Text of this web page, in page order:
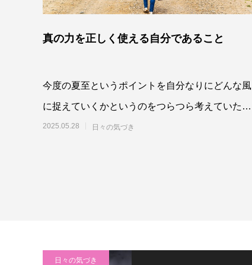
真の力を正しく使える自分であること
今度の夏至というポイントを自分なりにどんな風
に捉えていくかというのをつらつら考えていたの
ですが、夏至までのこの期間、これまでにな
2025.05.28 日々の気づき
日々の気づき